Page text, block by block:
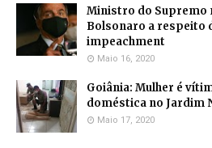
Ministro do Supremo
Bolsonaro a respeito
impeachment
Maio 16, 2020
Goiânia: Mulher é
doméstica no Jardim
Maio 17, 2020